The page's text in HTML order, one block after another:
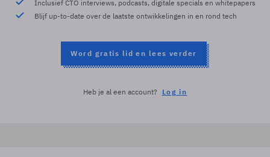
Inclusief CTO interviews, podcasts, digitale specials en whitepapers
Blijf up-to-date over de laatste ontwikkelingen in en rond tech
Word gratis lid en lees verder
Heb je al een account? Log in